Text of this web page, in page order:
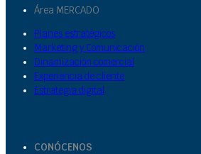
Área MERCADO
Planes estratégicos
Marketing y Comunicación
Dinamización comercial
Experiencia de cliente
Estrategia digital
CONÓCENOS